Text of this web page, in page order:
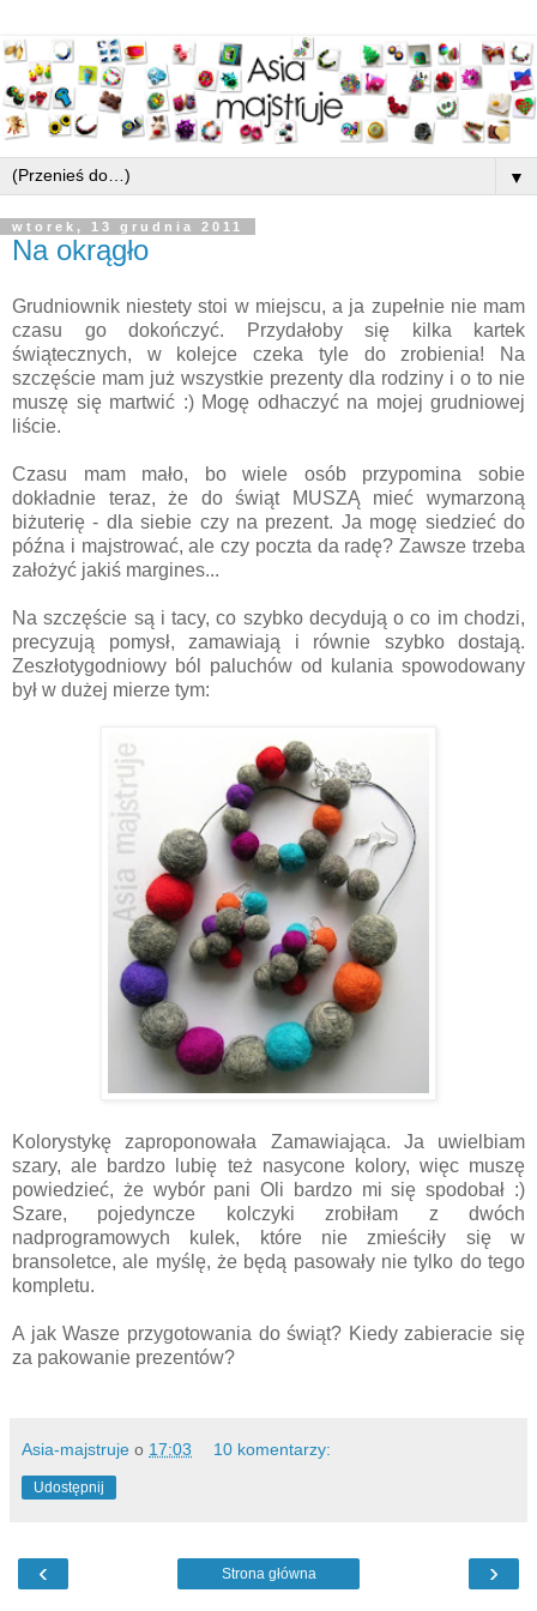
▼
wtorek, 13 grudnia 2011
Na okrągło
Grudniownik niestety stoi w miejscu, a ja zupełnie nie mam
czasu go dokończyć. Przydałoby się kilka kartek
świątecznych, w kolejce czeka tyle do zrobienia! Na
szczęście mam już wszystkie prezenty dla rodziny i o to nie
muszę się martwić :) Mogę odhaczyć na mojej grudniowej
liście.
Czasu mam mało, bo wiele osób przypomina sobie
dokładnie teraz, że do świąt MUSZĄ mieć wymarzoną
biżuterię - dla siebie czy na prezent. Ja mogę siedzieć do
późna i majstrować, ale czy poczta da radę? Zawsze trzeba
założyć jakiś margines...
Na szczęście są i tacy, co szybko decydują o co im chodzi,
precyzują pomysł, zamawiają i równie szybko dostają.
Zeszłotygodniowy ból paluchów od kulania spowodowany
był w dużej mierze tym:
Kolorystykę zaproponowała Zamawiająca. Ja uwielbiam
szary, ale bardzo lubię też nasycone kolory, więc muszę
powiedzieć, że wybór pani Oli bardzo mi się spodobał :)
Szare, pojedyncze kolczyki zrobiłam z dwóch
nadprogramowych kulek, które nie zmieściły się w
bransoletce, ale myślę, że będą pasowały nie tylko do tego
kompletu.
A jak Wasze przygotowania do świąt? Kiedy zabieracie się
za pakowanie prezentów?
Asia-majstruje o 17:03 10 komentarzy:
Udostępnij
‹ ›
Strona główna